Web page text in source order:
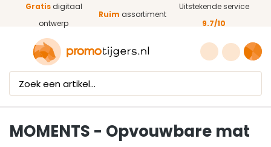
Ga naar de hoofdinhoud
Gratisdigitaal
ontwerp
Ruim assortiment
Uitstekende service
9.7/10
MOMENTS - Opvouwbare mat